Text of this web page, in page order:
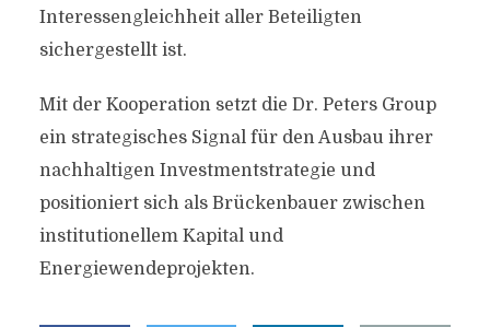
Interessengleichheit aller Beteiligten
sichergestellt ist.
Mit der Kooperation setzt die Dr. Peters Group
ein strategisches Signal für den Ausbau ihrer
nachhaltigen Investmentstrategie und
positioniert sich als Brückenbauer zwischen
institutionellem Kapital und
Energiewendeprojekten.